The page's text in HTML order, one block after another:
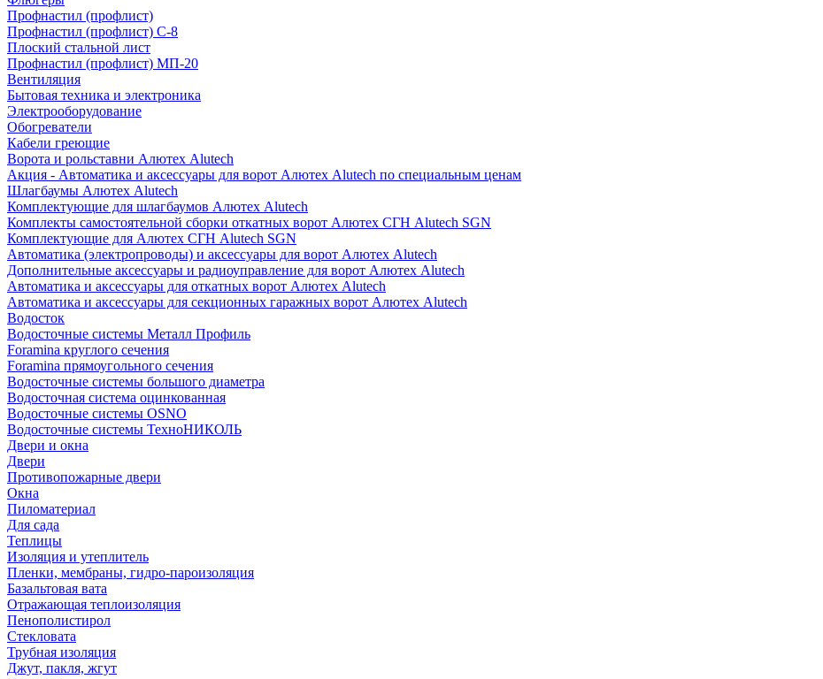
Профнастил (профлист)
Профнастил (профлист) С-8
Плоский стальной лист
Профнастил (профлист) МП-20
Вентиляция
Бытовая техника и электроника
Электрооборудование
Обогреватели
Кабели греющие
Ворота и рольставни Алютех Alutech
Акция - Автоматика и аксессуары для ворот Алютех Alutech по специальным ценам
Шлагбаумы Алютех Alutech
Комплектующие для шлагбаумов Алютех Alutech
Комплекты самостоятельной сборки откатных ворот Алютех СГН Alutech SGN
Комплектующие для Алютех СГН Alutech SGN
Автоматика (электропроводы) и аксессуары для ворот Алютех Alutech
Дополнительные аксессуары и радиоуправление для ворот Алютех Alutech
Автоматика и аксессуары для откатных ворот Алютех Alutech
Автоматика и аксессуары для секционных гаражных ворот Алютех Alutech
Водосток
Водосточные системы Металл Профиль
Foramina круглого сечения
Foramina прямоугольного сечения
Водосточные системы большого диаметра
Водосточная система оцинкованная
Водосточные системы OSNO
Водосточные системы ТехноНИКОЛЬ
Двери и окна
Двери
Противопожарные двери
Окна
Пиломатериал
Для сада
Теплицы
Изоляция и утеплитель
Пленки, мембраны, гидро-пароизоляция
Базальтовая вата
Отражающая теплоизоляция
Пенополистирол
Стекловата
Трубная изоляция
Джут, пакля, жгут